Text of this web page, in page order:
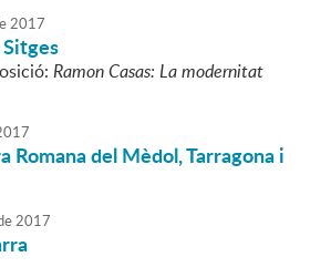
2017
Ramon Casas: La modernitat
Romana del Mèdol, Tarragona i
2017